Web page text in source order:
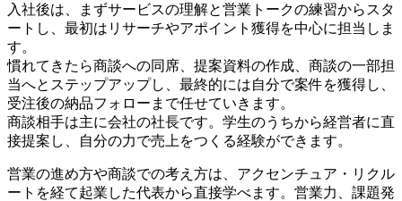
入社後は、まずサービスの理解と営業トークの練習からスタ
ートし、最初はリサーチやアポイント獲得を中心に担当しま
す。
慣れてきたら商談への同席、提案資料の作成、商談の一部担
当へとステップアップし、最終的には自分で案件を獲得し、
受注後の納品フォローまで任せていきます。
商談相手は主に会社の社長です。学生のうちから経営者に直
接提案し、自分の力で売上をつくる経験ができます。
営業の進め方や商談での考え方は、アクセンチュア・リクル
ートを経て起業した代表から直接学べます。営業力、課題発